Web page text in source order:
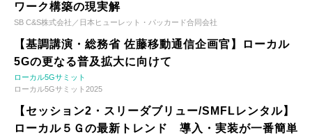
ワーク構築の現実解
SB C&S株式会社／日本ヒューレット・パッカード合同会社
【基調講演・総務省 佐藤移動通信企画官】ローカル
5Gの更なる普及拡大に向けて
ローカル5Gサミット
ローカル5Gサミット2025
【セッション2・スリーダブリュー/SMFLレンタル】
ローカル５Ｇの最新トレンド 導入・実装が一番簡単